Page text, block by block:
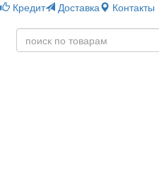
Кредит Доставка
Контакты